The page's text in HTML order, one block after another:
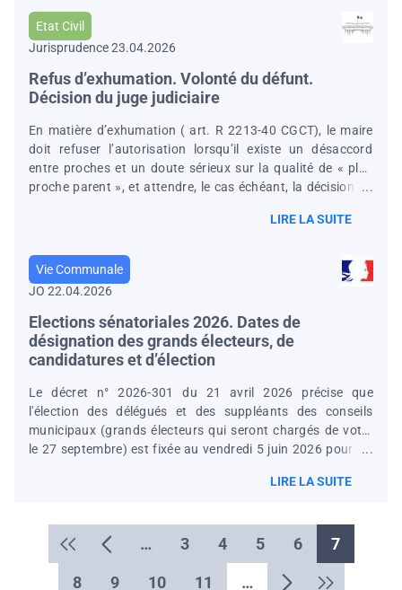
délivrance, sous format papier et/ou électronique, le
ministère de la Justice œuvre auprès des États étrangers et
des organisations internationales comme la Conférence de
La Haye de droit international privé afin que les apostilles
et les légalisations électroniques délivrées
Etat Civil
Jurisprudence 23.04.2026
Refus d’exhumation. Volonté du défunt.
Décision du juge judiciaire
En matière d’exhumation ( art. R 2213-40 CGCT), le maire
doit refuser l’autorisation lorsqu’il existe un désaccord
entre proches et un doute sérieux sur la qualité de « plus
proche parent », et attendre, le cas échéant, la décision du
l’exhumation de la défunte à la demande de ses parents en
au sens de l’article R 2213-40 du CGCT. Toutefois, le
concubin a fait valoir que la défunte était inhumée dans
une concession acquise par lui pour ses funérailles, avec
leur fils mort
LIRE LA SUITE
Vie Communale
JO 22.04.2026
Elections sénatoriales 2026. Dates de
désignation des grands électeurs, de
candidatures et d’élection
Le décret n° 2026-301 du 21 avril 2026 précise que
l'élection des délégués et des suppléants des conseils
municipaux (grands électeurs qui seront chargés de voter
le 27 septembre) est fixée au vendredi 5 juin 2026 pour les
annexé au code électoral ainsi qu'en Guyane, en Polynésie
Futuna). Les candidatures à l'élection des sénateurs
doivent être déposées du lundi 7 au vendredi 11 septembre
2026 à 18 h pour le 1er tour et, le cas échéant, le jour du
scrutin au plus tard
LIRE LA SUITE
Pagination … 3 4 5 6 7
8 9 10 11 …